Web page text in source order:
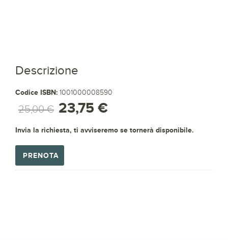
Descrizione
Codice ISBN: 1001000008590
25,00 € 23,75 €
Invia la richiesta, ti avviseremo se tornerà disponibile.
PRENOTA